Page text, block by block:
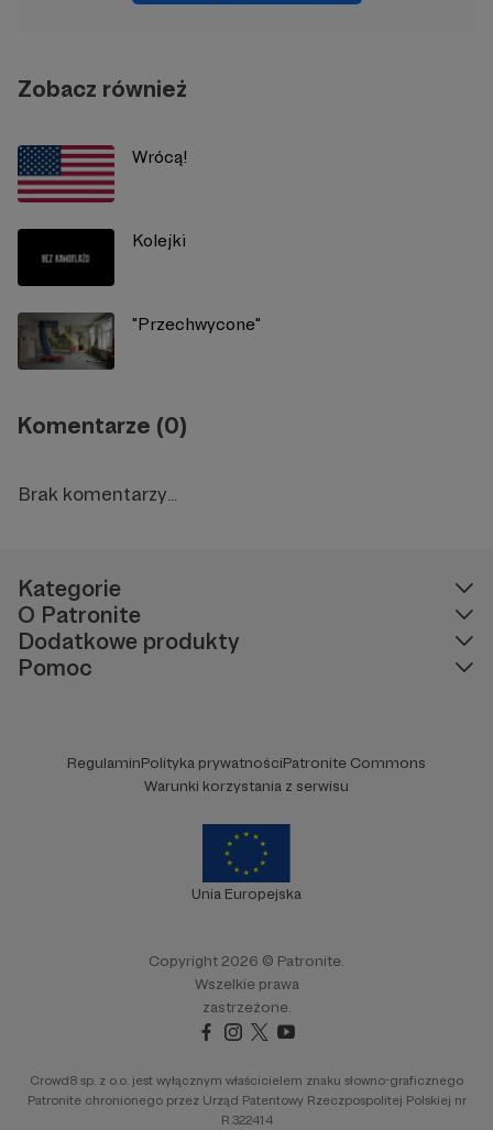
Zobacz również
Wrócą!
Kolejki
"Przechwycone"
Komentarze (0)
Brak komentarzy...
Kategorie
O Patronite
Dodatkowe produkty
Pomoc
RegulaminPolityka prywatnościPatronite Commons
Warunki korzystania z serwisu
Unia Europejska
Copyright 2026 © Patronite.
Wszelkie prawa
zastrzeżone.
Crowd8 sp. z o.o. jest wyłącznym właścicielem znaku słowno-graficznego
Patronite chronionego przez Urząd Patentowy Rzeczpospolitej Polskiej nr
R.322414